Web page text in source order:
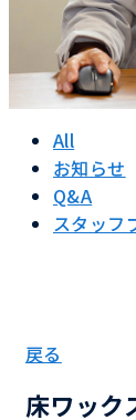
All
お知らせ
Q&A
スタッフ
戻る
床ワック